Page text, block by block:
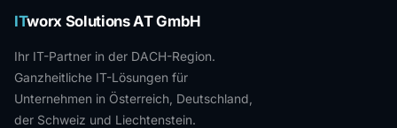
ITworx Solutions AT GmbH
Ihr IT-Partner in der DACH-Region.
Ganzheitliche IT-Lösungen für
Unternehmen in Österreich, Deutschland,
der Schweiz und Liechtenstein.